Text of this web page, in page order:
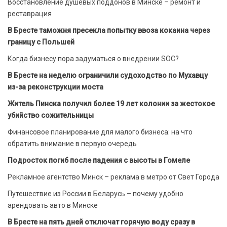
Восстановление душевых поддонов в Минске – ремонт и
реставрация
В Бресте таможня пресекла попытку ввоза кокаина через
границу с Польшей
Когда бизнесу пора задуматься о внедрении SOC?
В Бресте на неделю ограничили судоходство по Мухавцу
из-за реконструкции моста
Житель Пинска получил более 19 лет колонии за жестокое
убийство сожительницы
Финансовое планирование для малого бизнеса: на что
обратить внимание в первую очередь
Подросток погиб после падения с высоты в Гомеле
Рекламное агентство Минск – реклама в метро от Свет Города
Путешествие из России в Беларусь – почему удобно
арендовать авто в Минске
В Бресте на пять дней отключат горячую воду сразу в